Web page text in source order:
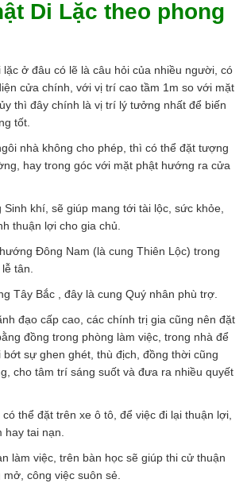
Di Lặc theo phong
ở đâu có lẽ là câu hỏi của nhiều người, có
cửa chính, với vị trí cao tầm 1m so với mặt
thì đây chính là vị trí lý tưởng nhất để biến
tốt.
nhà không cho phép, thì có thể đặt tượng
hay trong góc với mặt phật hướng ra cửa
khí, sẽ giúp mang tới tài lộc, sức khỏe,
thuận lợi cho gia chủ.
Đông Nam (là cung Thiên Lộc) trong
tân.
Tây Bắc , đây là cung Quý nhân phù trợ.
đạo cấp cao, các chính trị gia cũng nên đặt
đồng trong phòng làm việc, trong nhà để
bớt sự ghen ghét, thù địch, đồng thời cũng
cho tâm trí sáng suốt và đưa ra nhiều quyết
thể đặt trên xe ô tô, để việc đi lại thuận lợi,
hay tai nạn.
làm việc, trên bàn học sẽ giúp thi cử thuận
công việc suôn sẻ.